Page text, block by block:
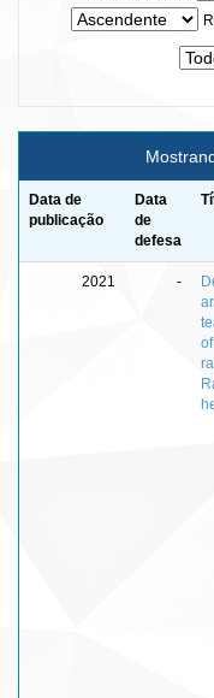
Data de
publicação
Data
de
defesa
2021 -